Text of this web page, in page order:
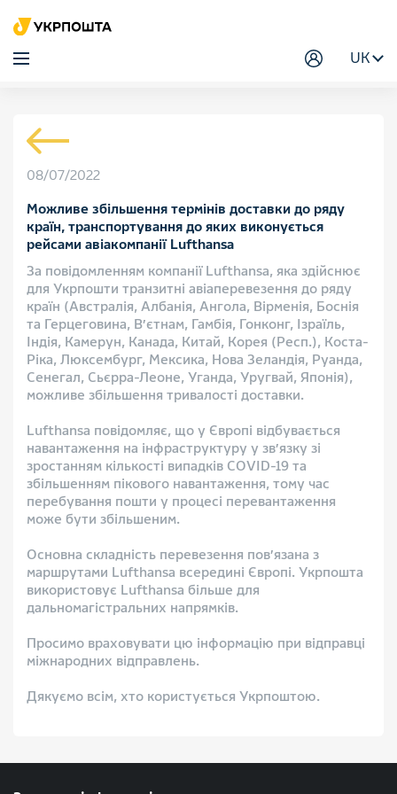
UK
08/07/2022
Можливе збільшення термінів доставки до ряду
країн, транспортування до яких виконується
рейсами авіакомпанії Lufthansa
За повідомленням компанії Lufthansa, яка здійснює
для Укрпошти транзитні авіаперевезення до ряду
країн (Австралія, Албанія, Ангола, Вірменія, Боснія
та Герцеговина, В’єтнам, Гамбія, Гонконг, Ізраїль,
Індія, Камерун, Канада, Китай, Корея (Респ.), Коста-
Ріка, Люксембург, Мексика, Нова Зеландія, Руанда,
Сенегал, Сьєрра-Леоне, Уганда, Уругвай, Японія),
можливе збільшення тривалості доставки.
Lufthansa повідомляє, що у Європі відбувається
навантаження на інфраструктуру у зв’язку зі
зростанням кількості випадків COVID-19 та
збільшенням пікового навантаження, тому час
перебування пошти у процесі перевантаження
може бути збільшеним.
Основна складність перевезення пов’язана з
маршрутами Lufthansa всередині Європі. Укрпошта
використовує Lufthansa більше для
дальномагістральних напрямків.
Просимо враховувати цю інформацію при відправці
міжнародних відправлень.
Дякуємо всім, хто користується Укрпоштою.